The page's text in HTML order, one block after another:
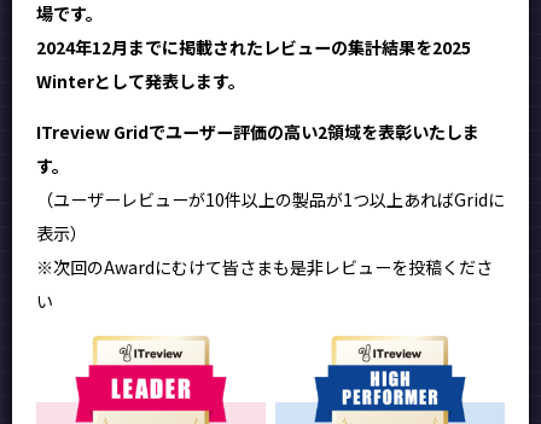
場です。
2024年12月までに掲載されたレビューの集計結果を2025
Winterとして発表します。
ITreview Gridでユーザー評価の高い2領域を表彰いたしま
す。
（ユーザーレビューが10件以上の製品が1つ以上あればGridに
表示）
※次回のAwardにむけて皆さまも是非レビューを投稿くださ
い